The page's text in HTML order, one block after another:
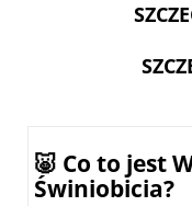
🐷 Co to jest
Świniobicia?